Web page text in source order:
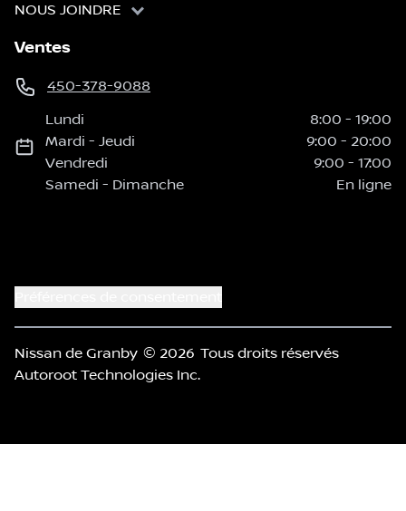
NOUS JOINDRE
Ventes
450-378-9088
Lundi 8:00 - 19:00
Mardi -Jeudi 9:00 - 20:00
Vendredi
9:00 - 17:00
Samedi - Dimanche En ligne
Nissan de Granby © 2026 Tous droits réservés
Autoroot Technologies Inc.